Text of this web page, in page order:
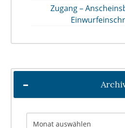
Zugang –